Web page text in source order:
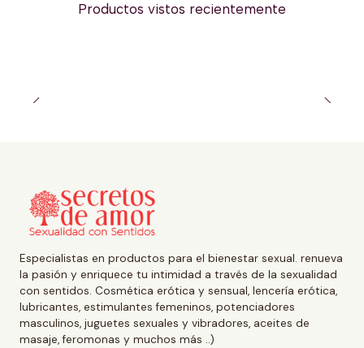
Productos vistos recientemente
Especialistas en productos para el bienestar sexual. renueva
la pasión y enriquece tu intimidad a través de la sexualidad
con sentidos. Cosmética erótica y sensual, lencería erótica,
lubricantes, estimulantes femeninos, potenciadores
masculinos, juguetes sexuales y vibradores, aceites de
masaje, feromonas y muchos más ..)